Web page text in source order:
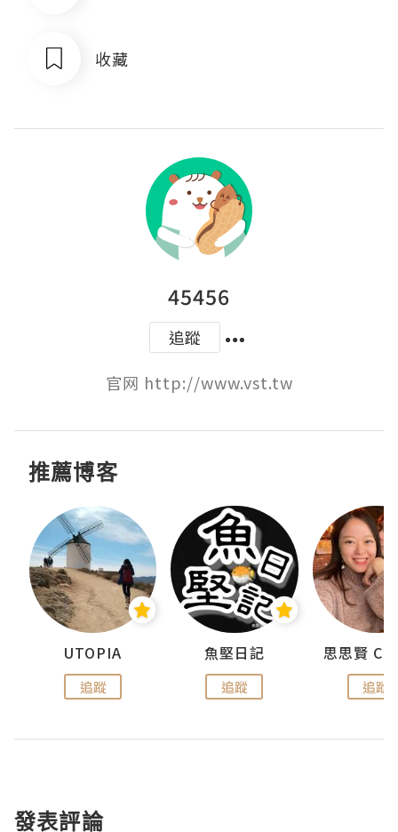
收藏
45456
追蹤
官网 http://www.vst.tw
推薦博客
UTOPIA
追蹤
魚堅日記
追蹤 追蹤
發表評論